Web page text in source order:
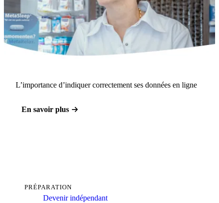
L’importance d’indiquer correctement ses données en ligne
En savoir plus
PRÉPARATION
Devenir indépendant